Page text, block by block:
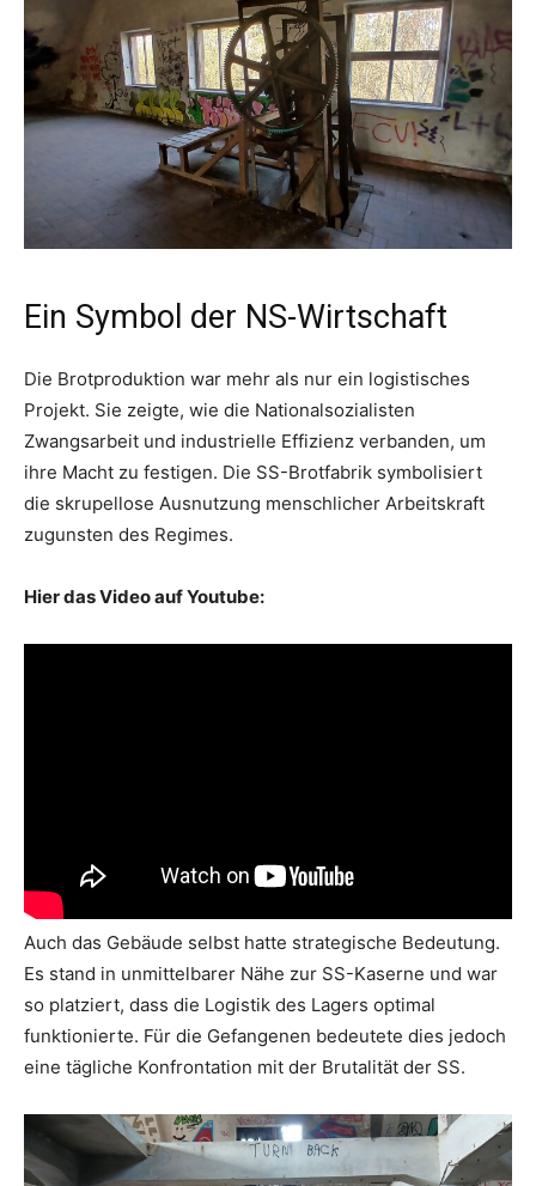
Ein Symbol der NS-Wirtschaft
Die Brotproduktion war mehr als nur ein logistisches
Projekt. Sie zeigte, wie die Nationalsozialisten
Zwangsarbeit und industrielle Effizienz verbanden, um
ihre Macht zu festigen. Die SS-Brotfabrik symbolisiert
die skrupellose Ausnutzung menschlicher Arbeitskraft
zugunsten des Regimes.
Hier das Video auf Youtube:
Auch das Gebäude selbst hatte strategische Bedeutung.
Es stand in unmittelbarer Nähe zur SS-Kaserne und war
so platziert, dass die Logistik des Lagers optimal
funktionierte. Für die Gefangenen bedeutete dies jedoch
eine tägliche Konfrontation mit der Brutalität der SS.